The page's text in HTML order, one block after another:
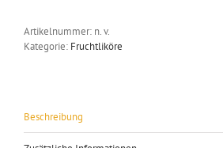
2018
Menge
Artikelnummer: n. v.
Kategorie: Fruchtliköre
Beschreibung